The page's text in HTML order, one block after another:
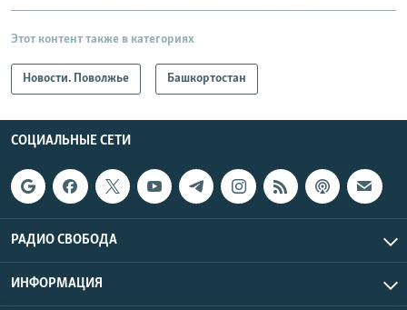
Этот контент также в категориях
Новости. Поволжье Башкортостан
СОЦИАЛЬНЫЕ СЕТИ
РАДИО СВОБОДА
ИНФОРМАЦИЯ